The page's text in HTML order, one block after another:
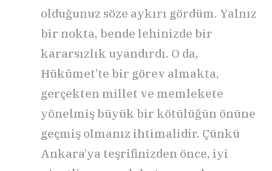
olduğunuz söze aykırı gördüm. Yalnız
bir nokta, bende lehinizde bir
kararsızlık uyandırdı. O da,
Hükûmet’te bir görev almakta,
gerçekten millet ve memlekete
yönelmiş büyük bir kötülüğün önüne
geçmiş olmanız ihtimalidir. Çünkü
Ankara’ya teşrifinizden önce, iyi